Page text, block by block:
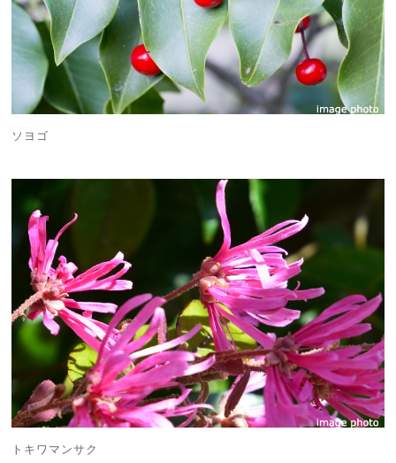
ソヨゴ
トキワマンサク